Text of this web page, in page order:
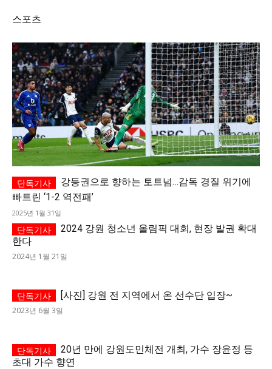
스포츠
강등권으로 향하는 토트넘…감독 경질 위기에
빠트린 ‘1-2 역전패’
2025년 1월 31일
2024 강원 청소년 올림픽 대회, 현장 발권 확대
한다
2024년 1월 21일
[사진] 강원 전 지역에서 온 선수단 입장~
2023년 6월 3일
20년 만에 강원도민체전 개최, 가수 장윤정 등
초대 가수 향연